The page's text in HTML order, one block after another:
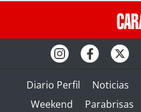
Diario Perfil Noticias
Weekend
Parabrisas